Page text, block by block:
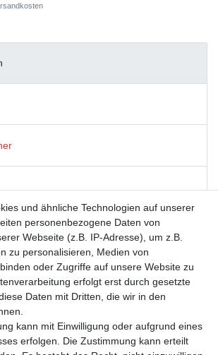
Firma modern times, die für ein breites
Grinsen an tausenden Postkarten-
Österreich und der Schweiz sorgt.
steht ebenso für Post- und
Lizenzthemen wie GEO,
mit der Maus. Das Sortiment runden
Geschenkartikel ab.
und ähnliche Technologien auf unserer
personenbezogene Daten von
Webseite (z.B. IP-Adresse), um z.B.
zu personalisieren, Medien von
oder Zugriffe auf unsere Website zu
erfolgt erst durch gesetzte
Daten mit Dritten, die wir in den
kann mit Einwilligung oder aufgrund eines
erfolgen. Die Zustimmung kann erteilt